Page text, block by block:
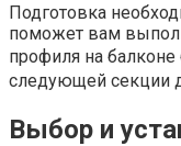
Подготовка
поможет вам
профиля на
следующей секции
Выбор и